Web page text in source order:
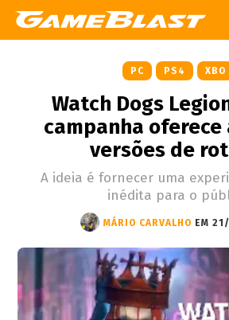
PC PS4 XBO
Watch Dogs
campanha
versões de
A ideia é fornecer uma
inédita para o
MÁRIO CARVALHO EM